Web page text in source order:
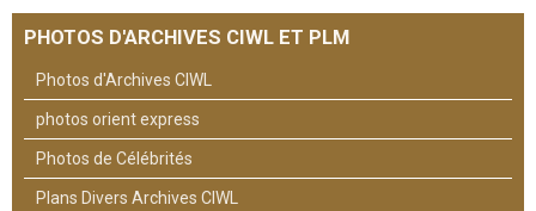
PHOTOS D'ARCHIVES CIWL ET PLM
Photos d'Archives CIWL
photos orient express
Photos de Célébrités
Plans Divers Archives CIWL